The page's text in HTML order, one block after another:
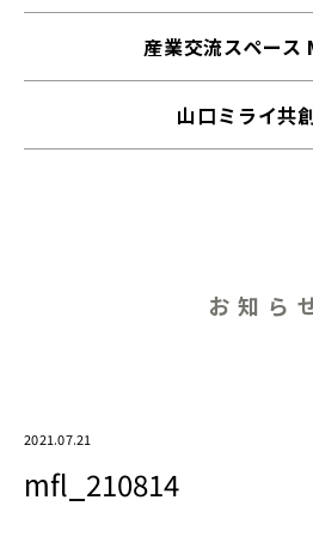
産業交流スペー
山口ミライ共
お知ら
2021.07.21
mfl_210814